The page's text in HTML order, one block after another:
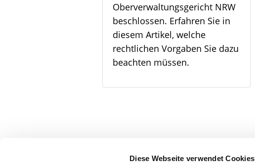
Diese Webseite verwendet Cookies
Oberverwaltungsgericht NRW
beschlossen. Erfahren Sie in
diesem Artikel, welche
rechtlichen Vorgaben Sie dazu
beachten müssen.
X (vormals Twitter)